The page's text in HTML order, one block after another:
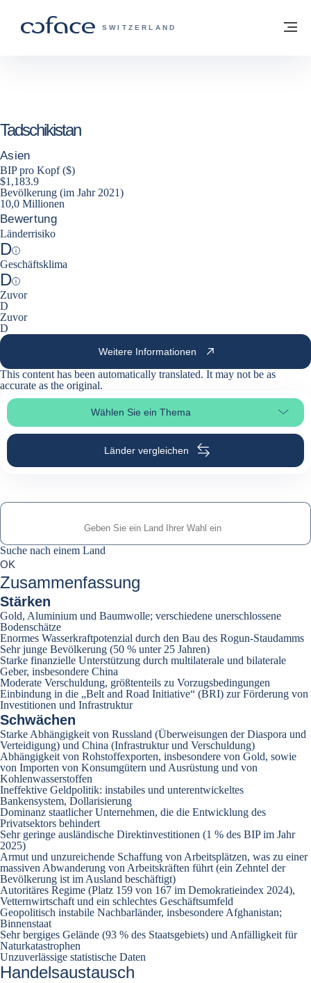
COFACE FOR TRADE - WEBSEITE DER
SWITZERLAND
Zurück zur Startseite
Tadschikistan
Asien
BIP pro Kopf ($)
$1,183.9
Bevölkerung (im Jahr 2021)
10,0 Millionen
Bewertung
Länderrisiko
D
Help
Geschäftsklima
D
Help
Zuvor
D
Zuvor
D
Weitere Informationen
This content has been automatically translated. It may not be as
accurate as the original.
Wählen Sie ein ThemaSeitenabschnitt auswählen
Länder vergleichen
Suche nach einem Land
0suggestions
Suche nach einem Land
OK
Zusammenfassung
Stärken
Gold, Aluminium und Baumwolle; verschiedene unerschlossene
Bodenschätze
Enormes Wasserkraftpotenzial durch den Bau des Rogun-Staudamms
Sehr junge Bevölkerung (50 % unter 25 Jahren)
Starke finanzielle Unterstützung durch multilaterale und bilaterale
Geber, insbesondere China
Moderate Verschuldung, größtenteils zu Vorzugsbedingungen
Einbindung in die „Belt and Road Initiative“ (BRI) zur Förderung von
Investitionen und Infrastruktur
Schwächen
Starke Abhängigkeit von Russland (Überweisungen der Diaspora und
Verteidigung) und China (Infrastruktur und Verschuldung)
Abhängigkeit von Rohstoffexporten, insbesondere von Gold, sowie
von Importen von Konsumgütern und Ausrüstung und von
Kohlenwasserstoffen
Ineffektive Geldpolitik: instabiles und unterentwickeltes
Bankensystem, Dollarisierung
Dominanz staatlicher Unternehmen, die die Entwicklung des
Privatsektors behindert
Sehr geringe ausländische Direktinvestitionen (1 % des BIP im Jahr
2025)
Armut und unzureichende Schaffung von Arbeitsplätzen, was zu einer
massiven Abwanderung von Arbeitskräften führt (ein Zehntel der
Bevölkerung ist im Ausland beschäftigt)
Autoritäres Regime (Platz 159 von 167 im Demokratieindex 2024),
Vetternwirtschaft und ein schlechtes Geschäftsumfeld
Geopolitisch instabile Nachbarländer, insbesondere Afghanistan;
Binnenstaat
Sehr bergiges Gelände (93 % des Staatsgebiets) und Anfälligkeit für
Naturkatastrophen
Unzuverlässige statistische Daten
Handelsaustausch